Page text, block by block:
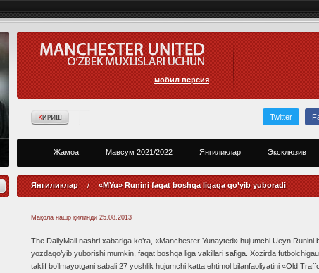
мобил версия
Twitter
Жамоа Мавсум 2021/2022 Янгиликлар Эксклюзив
Янгиликлар / «MYu» Runini faqat boshqa ligaga qo’yib yuboradi
Мақола нашр қилинди 25.08.2013
The DailyMail nashri xabariga ko’ra, «Manchester Yunayted» hujumchi Ueyn Runini
yozdaqo’yib yuborishi mumkin, faqat boshqa liga vakillari safiga. Xozirda
taklif bo’lmayotgani sabali 27 yoshlik hujumchi katta ehtimol bilanfaoliyatini «Old